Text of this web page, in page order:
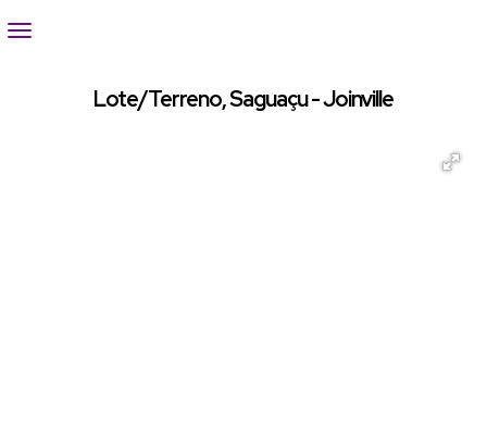
Lote/Terreno, Saguaçu - Joinville